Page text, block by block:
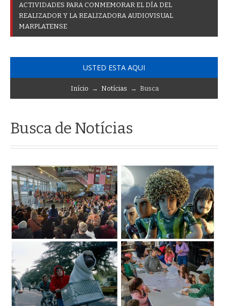
ACTIVIDADES PARA CONMEMORAR EL DÍA DEL
REALIZADOR Y LA REALIZADORA AUDIOVISUAL
MARPLATENSE
USTED ESTA AQUI
Início → Notícias → Busca
Busca de Notícias